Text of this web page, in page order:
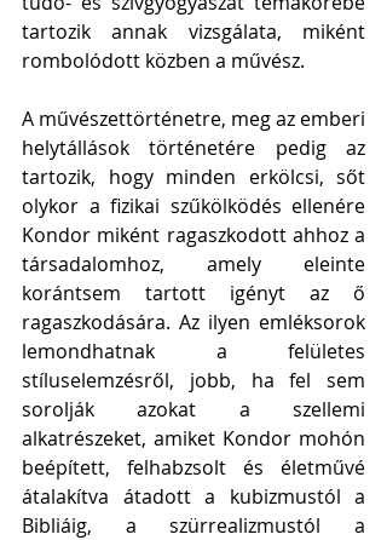
tartozik annak vizsgálata, miként
rombolódott közben a művész.
A művészettörténetre, meg az emberi
helytállások történetére pedig az
tartozik, hogy minden erkölcsi, sőt
olykor a fizikai szűkölködés ellenére
Kondor miként ragaszkodott ahhoz a
társadalomhoz, amely eleinte
korántsem tartott igényt az ő
ragaszkodására. Az ilyen emléksorok
lemondhatnak a felületes
stíluselemzésről, jobb, ha fel sem
sorolják azokat a szellemi
alkatrészeket, amiket Kondor mohón
beépített, felhabzsolt és életművé
átalakítva átadott a kubizmustól a
Bibliáig, a szürrealizmustól a